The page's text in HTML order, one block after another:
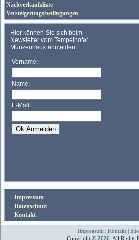
Nachverkaufsliste
Versteigerungsbedingungen
Impressum
Datenschutz
Kontakt
Impressum | Kontakt|
Copyright © 2026. All Rights